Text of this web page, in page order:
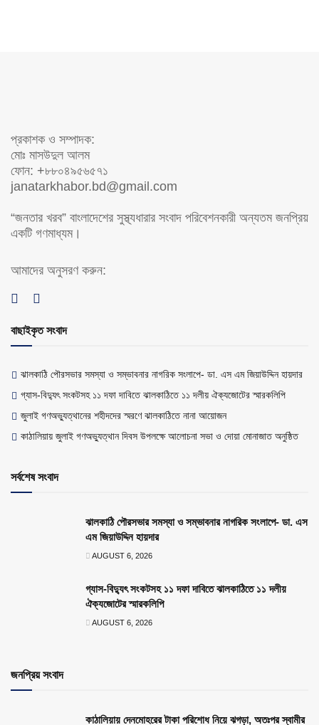
প্রকাশক ও সম্পাদক:
মোঃ মাসউদুল আলম
ফোন: +৮৮০৪৯৫৬৫৭১
janatarkhabor.bd@gmail.com
“জনতার খরব” বাংলাদেশের সুস্থ্যধারার সংবাদ পরিবেশনকারী অন্যতম জনপ্রিয়
একটি গণমাধ্যম।
আমাদের অনুসরণ করুন:
বাছাইকৃত সংবাদ
ঝালকাঠি পৌরসভার সমস্যা ও সম্ভাবনার নাগরিক সংলাপে- ডা. এস এম জিয়াউদ্দিন হায়দার
গ্যাস-বিদ্যুৎ সংকটসহ ১১ দফা দাবিতে ঝালকাঠিতে ১১ দলীয় ঐক্যজোটের স্মারকলিপি
জুলাই গণঅভ্যুত্থানের শহীদদের স্মরণে ঝালকাঠিতে নানা আয়োজন
কাঠালিয়ায় জুলাই গণঅভ্যুত্থান দিবস উপলক্ষে আলোচনা সভা ও দোয়া মোনাজাত অনুষ্ঠিত
সর্বশেষ সংবাদ
ঝালকাঠি পৌরসভার সমস্যা ও সম্ভাবনার নাগরিক সংলাপে- ডা. এস
এম জিয়াউদ্দিন হায়দার
AUGUST 6, 2026
গ্যাস-বিদ্যুৎ সংকটসহ ১১ দফা দাবিতে ঝালকাঠিতে ১১ দলীয়
ঐক্যজোটের স্মারকলিপি
AUGUST 6, 2026
জনপ্রিয় সংবাদ
কাঠালিয়ায় দেনমোহরের টাকা পরিশোধ নিয়ে ঝগড়া, অতঃপর স্বামীর